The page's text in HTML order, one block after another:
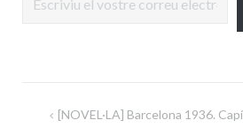
Navegació
[NOVEL·LA] Barcelona 1936.